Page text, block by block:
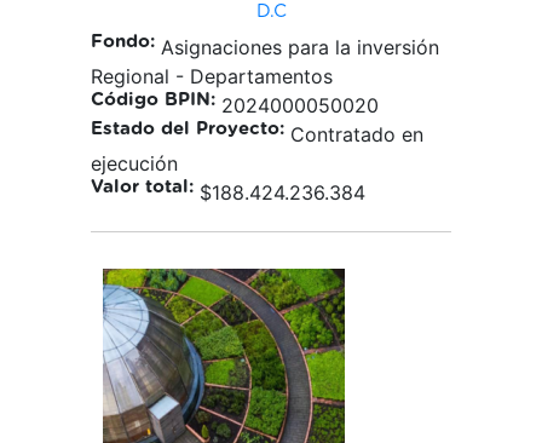
D.C
Fondo: Asignaciones para la inversión
Regional - Departamentos
Código BPIN: 2024000050020
Estado del Proyecto: Contratado en
ejecución
Valor total: $188.424.236.384